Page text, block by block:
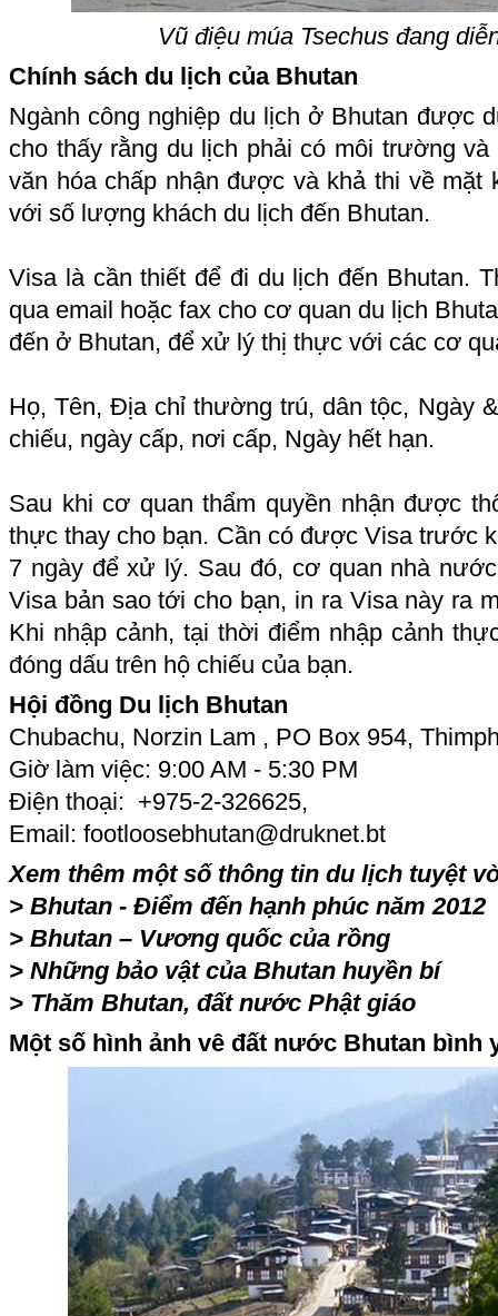
Vũ điệu múa Tsechus đang
Chính sách du lịch của Bhutan
Ngành công nghiệp du lịch ở Bhutan được
cho thấy rằng du lịch phải có môi trường
văn hóa chấp nhận được và khả thi về mặt
với số lượng khách du lịch đến Bhutan.
Visa là cần thiết để đi du lịch đến Bhutan.
qua email hoặc fax cho cơ quan du lịch
đến ở Bhutan, để xử lý thị thực với các cơ
Họ, Tên, Địa chỉ thường trú, dân tộc, Ngày
chiếu, ngày cấp, nơi cấp, Ngày hết hạn.
Sau khi cơ quan thẩm quyền nhận được
thực thay cho bạn. Cần có được Visa trước
7 ngày để xử lý. Sau đó, cơ quan nhà
Visa bản sao tới cho bạn, in ra Visa này ra
Khi nhập cảnh, tại thời điểm nhập cảnh
đóng dấu trên hộ chiếu của bạn.
Hội đồng Du lịch Bhutan
Chubachu, Norzin Lam , PO Box 954,
Giờ làm việc: 9:00 AM - 5:30 PM
Điện thoại: +975-2-326625,
Email: footloosebhutan@druknet.bt
Xem thêm một số thông tin du lịch tuyệt
> Bhutan - Điểm đến hạnh phúc năm 2012
> Bhutan – Vương quốc của rồng
> Những bảo vật của Bhutan huyền bí
> Thăm Bhutan, đất nước Phật giáo
Một số hình ảnh vê đất nước Bhutan bình